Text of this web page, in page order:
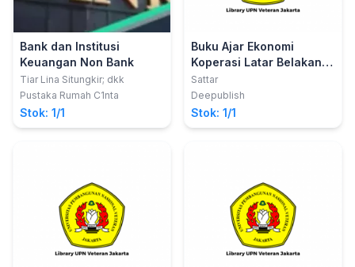
Bank dan Institusi
Keuangan Non Bank
Tiar Lina Situngkir; dkk
Pustaka Rumah C1nta
Stok: 1/1
Buku Ajar Ekonomi
Koperasi Latar Belakang
Koperasi
Sattar
Deepublish
Stok: 1/1